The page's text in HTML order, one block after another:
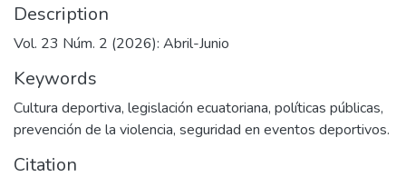
Description
Vol. 23 Núm. 2 (2026): Abril-Junio
Keywords
Cultura deportiva, legislación ecuatoriana, políticas públicas,
prevención de la violencia, seguridad en eventos deportivos.
Citation